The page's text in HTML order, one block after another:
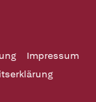
Impressum